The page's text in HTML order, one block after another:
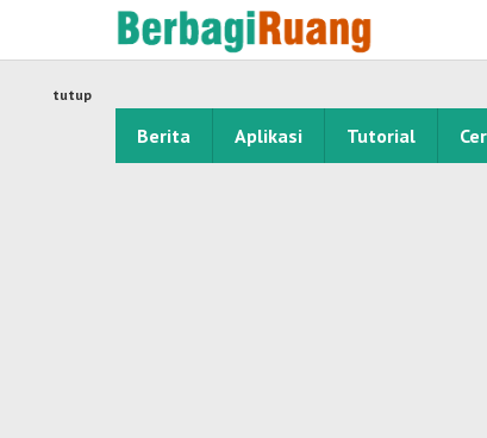
Berita Aplikasi Tutorial
tutup